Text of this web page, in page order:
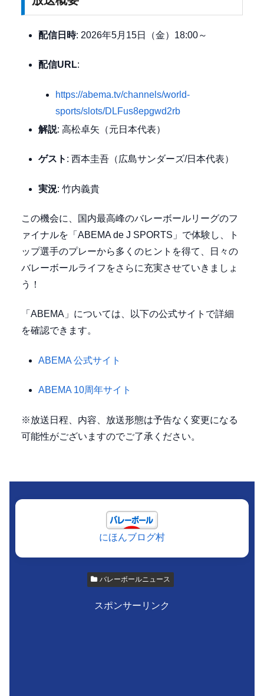
配信日時: 2026年5月15日（金）18:00～
配信URL:
https://abema.tv/channels/world-
sports/slots/DLFus8epgwd2rb
解説: 高松卓矢（元日本代表）
ゲスト : 西本圭吾（広島サンダーズ/日本代表）
実況: 竹内義貴
この機会に、国内最高峰のバレーボールリーグのフ
ァイナルを「ABEMA de J SPORTS」で体験し、ト
ップ選手のプレーから多くのヒントを得て、日々の
バレーボールライフをさらに充実させていきましょ
う！
「ABEMA」については、以下の公式サイトで詳細
を確認できます。
ABEMA 公式サイト
ABEMA 10周年サイト
※放送日程、内容、放送形態は予告なく変更になる
可能性がございますのでご了承ください。
にほんブログ村
バレーボールニュース
スポンサーリンク